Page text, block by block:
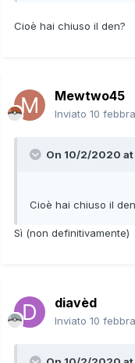
Cioè hai chiuso il den?
Mewtwo45
Inviato 10
On 10/2/2020 at
Cioè hai chiuso il
Sì (non definitivamente)
diavèd
Inviato 10